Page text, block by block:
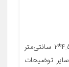
معرفی محصول جزئیات محصول ابعاد ۱۰*۴.۵*۲ سانتی‌متر
جنس استیل مناسب برای خودرو پژو ۲۰۶ سایر توضیحات